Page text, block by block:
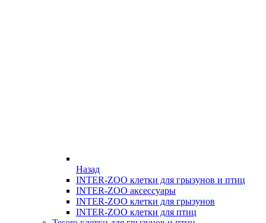
Назад
INTER-ZOO клетки для грызунов и птиц
INTER-ZOO аксессуары
INTER-ZOO клетки для грызунов
INTER-ZOO клетки для птиц